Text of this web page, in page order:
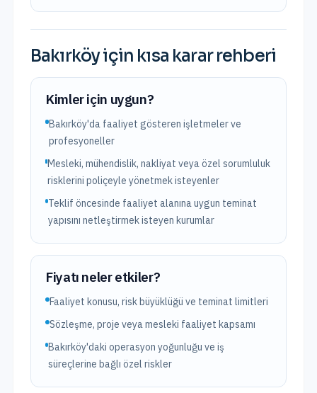
Bakırköyiçin kısa karar rehberi
Kimler için uygun?
Bakırköy'da faaliyet gösteren işletmeler ve
profesyoneller
Mesleki, mühendislik, nakliyat veya özel sorumluluk
risklerini poliçeyle yönetmek isteyenler
Teklif öncesinde faaliyet alanına uygun teminat
yapısını netleştirmek isteyen kurumlar
Fiyatı neler etkiler?
Faaliyet konusu, risk büyüklüğü ve teminat limitleri
Sözleşme, proje veya mesleki faaliyet kapsamı
Bakırköy'daki operasyon yoğunluğu ve iş
süreçlerine bağlı özel riskler